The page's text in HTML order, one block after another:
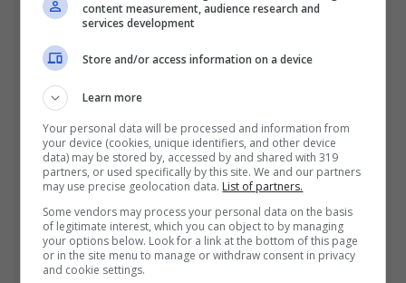
rappresentanti le hanno comunicato
averle dedicato un asteroide. Si tratta del
corpo vagante 20014 Annalisa, chiamato
proprio come lei. Il sasso spaziale in
questione è stato scoperto nel 1991 ma
ancora ai giorni d’oggi si trovava senza una
denominazione ufficiale, al di là di quella per
la sua catalogazione.
content measurement, audience research and
services development
Store and/or access information on a device
Learn more
Your personal data will be processed and information from
your device (cookies, unique identifiers, and other device
data) may be stored by, accessed by and shared with 319
partners, or used specifically by this site. We and our partners
may use precise geolocation data. List of partners.
Some vendors may process your personal data on the basis
of legitimate interest, which you can object to by managing
your options below. Look for a link at the bottom of this page
or in the site menu to manage or withdraw consent in privacy
and cookie settings.